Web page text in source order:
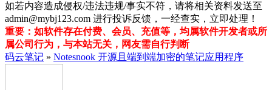
如若内容造成侵权/违法违规/事实不符，请将相关资料发送至
admin@mybj123.com 进行投诉反馈，一经查实，立即处理！
重要：如软件存在付费、会员、充值等，均属软件开发者或所
属公司行为，与本站无关，网友需自行判断
码云笔记 » Notesnook 开源且端到端加密的笔记应用程序